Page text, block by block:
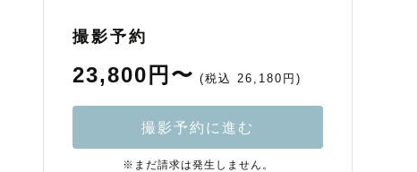
撮影予約
23,800円〜 (税込 26,180円)
撮影予約に進む
※まだ請求は発生しません。